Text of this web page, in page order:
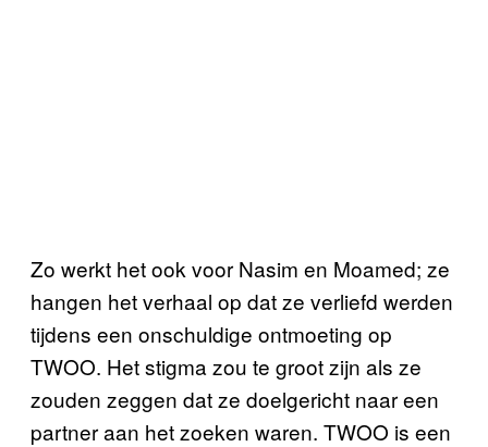
Zo werkt het ook voor Nasim en Moamed; ze
hangen het verhaal op dat ze verliefd werden
tijdens een onschuldige ontmoeting op
TWOO. Het stigma zou te groot zijn als ze
zouden zeggen dat ze doelgericht naar een
partner aan het zoeken waren. TWOO is een